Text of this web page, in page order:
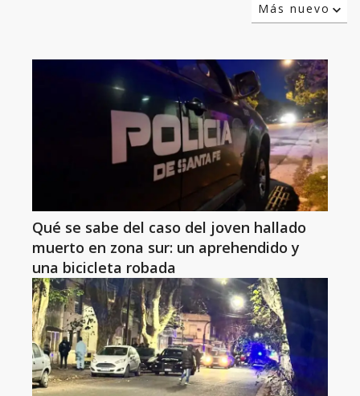
Más nuevo
Qué se sabe del caso del joven hallado
muerto en zona sur: un aprehendido y
una bicicleta robada